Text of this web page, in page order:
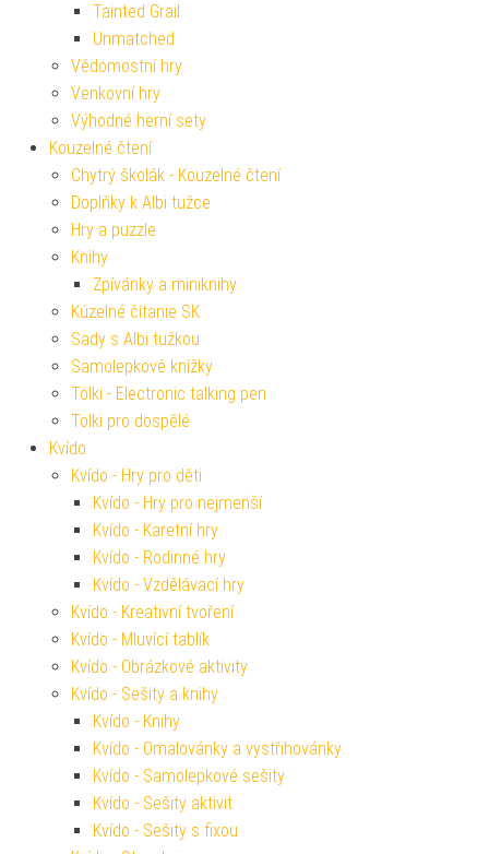
Tainted Grail
Unmatched
Vědomostní hry
Venkovní hry
Výhodné herní sety
Kouzelné čtení
Chytrý školák - Kouzelné čtení
Doplňky k Albi tužce
Hry a puzzle
Knihy
Zpívánky a miniknihy
Kúzelné čítanie SK
Sady s Albi tužkou
Samolepkové knížky
Tolki - Electronic talking pen
Tolki pro dospělé
Kvído
Kvído - Hry pro děti
Kvído - Hry pro nejmenší
Kvído - Karetní hry
Kvído - Rodinné hry
Kvído - Vzdělávací hry
Kvído - Kreativní tvoření
Kvído - Mluvící tablík
Kvído - Obrázkové aktivity
Kvído - Sešity a knihy
Kvído - Knihy
Kvído - Omalovánky a vystřihovánky
Kvído - Samolepkové sešity
Kvído - Sešity aktivit
Kvído - Sešity s fixou